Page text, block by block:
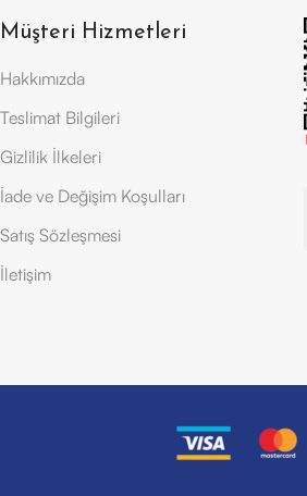
Müşteri Hizmetleri
Hakkımızda
Teslimat Bilgileri
Gizlilik İlkeleri
İade ve Değişim Koşulları
Satış Sözleşmesi
İletişim